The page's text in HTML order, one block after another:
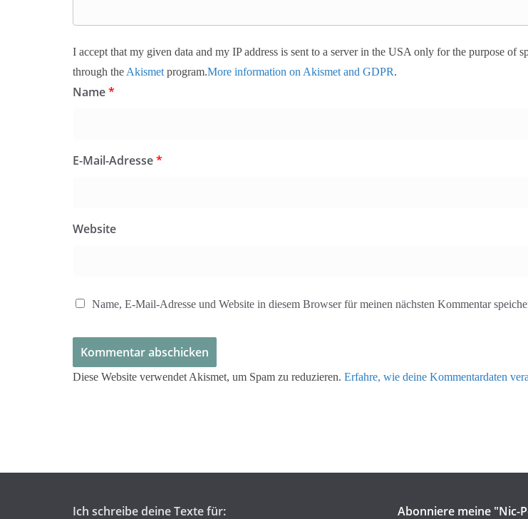
I accept that my given data and my IP address is sent to a server in the USA only for the purpose of
through the Akismet program.More information on Akismet and GDPR.
Name*
E-Mail-Adresse*
Website
Name, E-Mail-Adresse und Website in diesem Browser für meinen nächsten Kommentar
Diese Website verwendet Akismet, um Spam zu reduzieren. Erfahre, wie deine Kommentardaten
Ich schreibe deine Texte für: Abonniere meine "Nic-